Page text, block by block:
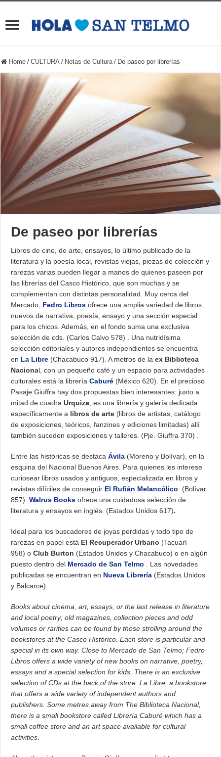
Home / CULTURA / Notas de Cultura / De paseo por librerías
De paseo por librerías
Libros de cine, de arte, ensayos, lo último publicado de la
literatura y la poesía local, revistas viejas, piezas de colección y
rarezas varias pueden llegar a manos de quienes paseen por
las librerías del Casco Histórico, que son muchas y se
complementan con distintas personalidad. Muy cerca del
Mercado, Fedro Libros ofrece una amplia variedad de libros
nuevos de narrativa, poesía, ensayo y una sección especial
para los chicos. Además, en el fondo suma una exclusiva
selección de cds. (Carlos Calvo 578) . Una nutridísima
selección editoriales y autores independientes se encuentra
en La Libre (Chacabuco 917). A metros de laex Biblioteca
Nacional, con un pequeño café y un espacio para actividades
culturales está la libreríaCaburé (México 620). En el precioso
Pasaje Giuffra hay dos propuestas bien interesantes: justo a
mitad de cuadraUrquiza, es una librería y galería dedicada
específicamente a libros de arte (libros de artistas, catálogo
de exposiciones, teóricos, fanzines y ediciones limitadas) allí
también suceden exposiciones y talleres. (Pje. Giuffra 370) .
Entre las históricas se destaca Ávila (Moreno y Bolívar), en la
esquina del Nacional Buenos Aires. Para quienes les interese
curiosear libros usados y antiguos, especializada en libros y
revistas difíciles de conseguir El Rufián Melancólico. (Bolívar
857).Walrus Books ofrece una cuidadosa selección de
literatura y ensayos en inglés. (Estados Unidos 617).
Ideal para los buscadores de joyas perdidas y todo tipo de
rarezas en papel está El Recuperador Urbano (Tacuarí
958) oClub Burton (Estados Unidos y Chacabuco) o en algún
puesto dentro del Mercado de San Telmo . Las novedades
publicadas se encuentran en Nueva Librería (Estados Unidos
y Balcarce).
Books about cinema, art, essays, or the last release in literature
and local poetry; old magazines, collection pieces and odd
volumes or rarities can be found by those strolling around the
bookstores at the Casco Histórico. Each store is particular and
special in its own way. Close to Mercado de San Telmo; Fedro
Libros offers a wide variety of new books on narrative, poetry,
essays and a special selection for kids. There is an exclusive
selection of CDs at the back of the store. La Libre, a bookstore
that offers a wide variety of independent authors and
publishers. Some metres away from The Biblioteca Nacional,
there is a small bookstore called Librería Caburé which has a
small coffee store and an art space available for cultural
activities.